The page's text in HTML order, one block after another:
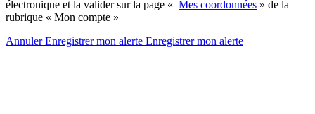
électronique et la valider sur la page « Mes coordonnées » de la
rubrique « Mon compte »
AnnulerEnregistrer mon alerte Enregistrermon alerte